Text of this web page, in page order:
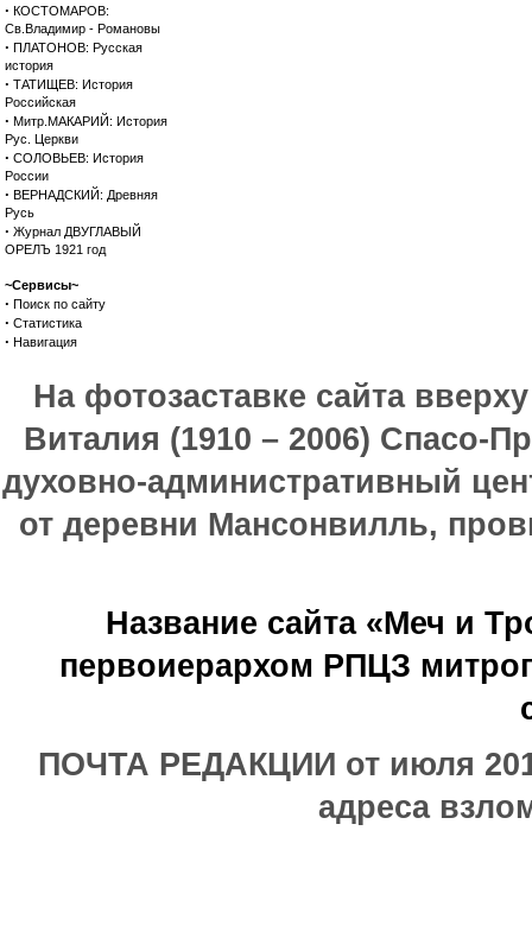
· КОСТОМАРОВ:
Св.Владимир - Романовы
· ПЛАТОНОВ: Русская
история
· ТАТИЩЕВ: История
Российская
· Митр.МАКАРИЙ: История
Рус. Церкви
· СОЛОВЬЕВ: История
России
· ВЕРНАДСКИЙ: Древняя
Русь
· Журнал ДВУГЛАВЫЙ
ОРЕЛЪ 1921 год
~Сервисы~
· Поиск по сайту
· Статистика
· Навигация
На фотозаставке сайта
Виталия (1910 – 2006) Спасо-
духовно-административный
от деревни Мансонвилль,
Название сайта «Меч и
первоиерархом РПЦЗ
ПОЧТА РЕДАКЦИИ от июля
адреса